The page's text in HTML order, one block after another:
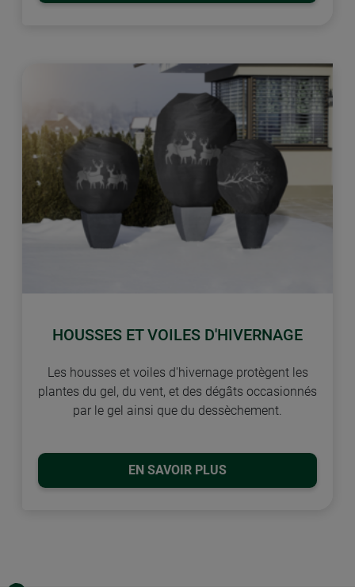
HOUSSES ET VOILES D'HIVERNAGE
Les housses et voiles d'hivernage protègent les
plantes du gel, du vent, et des dégâts occasionnés
par le gel ainsi que du dessèchement.
EN SAVOIR PLUS